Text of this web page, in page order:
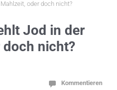
oder doch nicht?
Jod in der
nicht?
Kommentieren